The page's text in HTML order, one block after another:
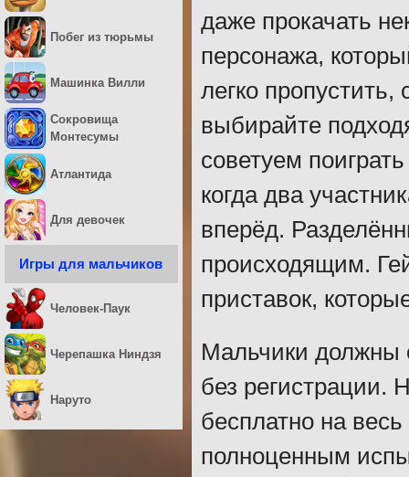
даже прокачать
персонажа,
легко
выбирайте
советуем
когда два
вперёд.
происходящим.
приставок,
Мальчики должны
без регистрации.
бесплатно на
полноценным
Побег из тюрьмы
Машинка Вилли
Сокровища
Монтесумы
Атлантида
Для девочек
Игры для мальчиков
Человек-Паук
Черепашка Ниндзя
Наруто